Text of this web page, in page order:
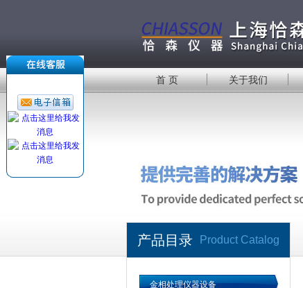
首 页 关于我们
产品目录 Product Catalog
金相处理仪器设备